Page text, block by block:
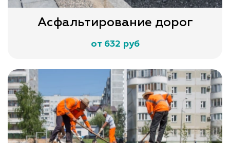
Асфальтирование дорог
от 632 руб